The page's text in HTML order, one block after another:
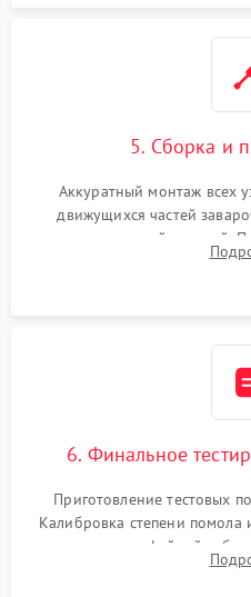
5. Сборка и
Аккуратный монтаж всех
движущихся частей
силиконовой смазкой.
декальцинации и очистки
6. Финальное
Приготовление тестовых
Калибровка степени помола
плотности кофейной
качества молочной пены.